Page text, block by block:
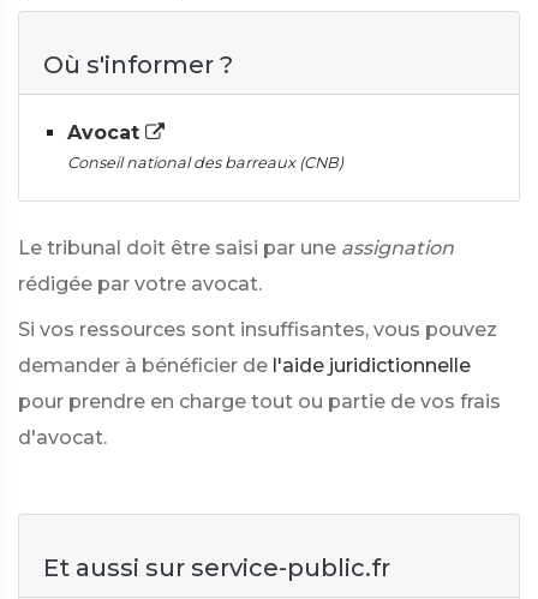
Où s'informer ?
Avocat
Conseil national des barreaux (CNB)
Le tribunal doit être saisi par une assignation
rédigée par votre avocat.
Si vos ressources sont insuffisantes, vous pouvez
demander à bénéficier de l'aide juridictionnelle
pour prendre en charge tout ou partie de vos frais
d'avocat.
Et aussi sur service-public.fr